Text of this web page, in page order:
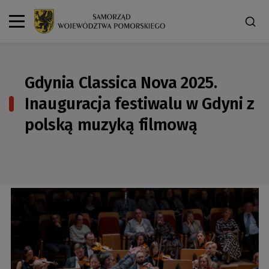
Gdynia Classica Nova 2025.
Inauguracja festiwalu w Gdyni z
polską muzyką filmową